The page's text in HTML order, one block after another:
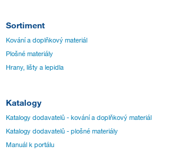
Sortiment
Kování a doplňkový materiál
Plošné materiály
Hrany, lišty a lepidla
Katalogy
Katalogy dodavatelů - kování a doplňkový materiál
Katalogy dodavatelů - plošné materiály
Manuál k portálu